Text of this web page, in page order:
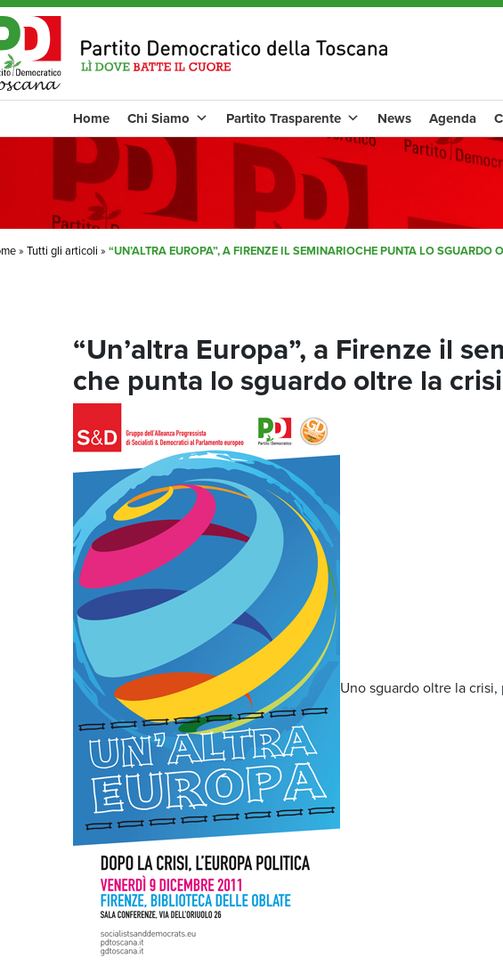
Home Chi Siamo Partito Trasparente News Agenda
» Tutti gli articoli » “UN’ALTRA EUROPA”, A FIRENZE IL SEMINARIOCHE PUNTA LO SGUARDO
“Un’altra Europa”, a Firenze il
che punta lo sguardo oltre la crisi
Uno sguardo oltre la